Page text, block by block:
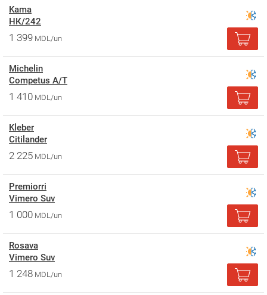
Kama
НК/242
1 399 MDL/un
Michelin
Competus A/T
1 410 MDL/un
Kleber
Citilander
2 225 MDL/un
Premiorri
Vimero Suv
1 000 MDL/un
Rosava
Vimero Suv
1 248 MDL/un